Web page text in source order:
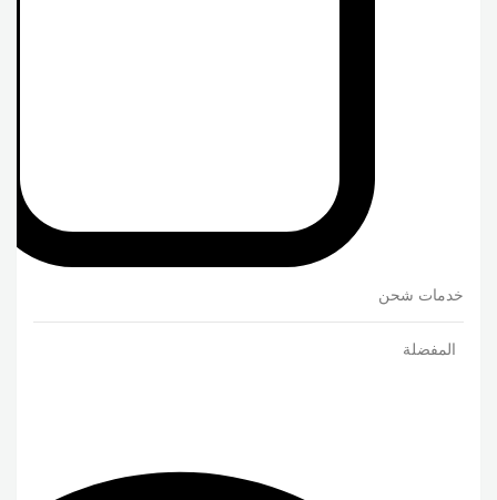
خدمات شحن
المفضلة